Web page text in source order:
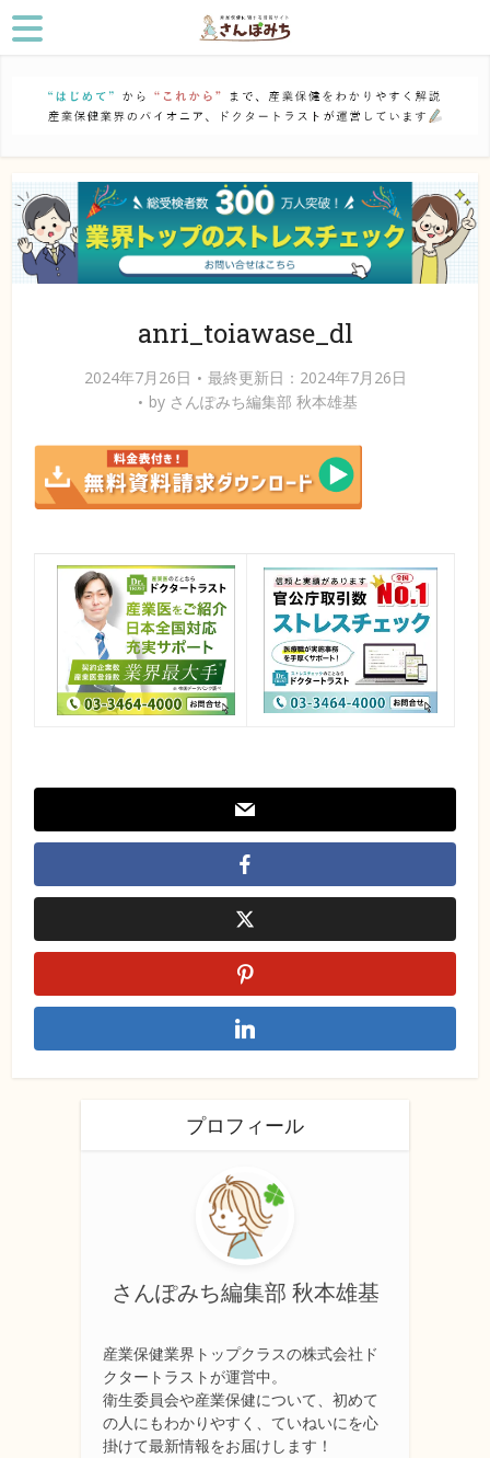
anri_toiawase_dl
2024年7月26日
最終更新日：2024年7月26日
by さんぽみち編集部 秋本雄基
プロフィール
さんぽみち編集部 秋本雄基
産業保健業界トップクラスの株式会社ド
クタートラストが運営中。
衛生委員会や産業保健について、初めて
の人にもわかりやすく、ていねいにを心
掛けて最新情報をお届けします！